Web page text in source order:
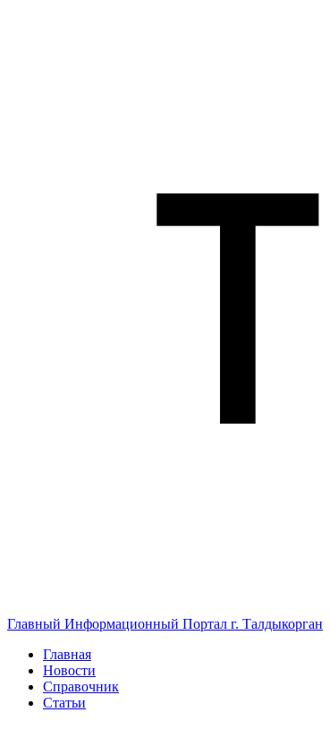
Главный Информационный Портал г. Талдыкорган
Главная
Новости
Справочник
Статьи